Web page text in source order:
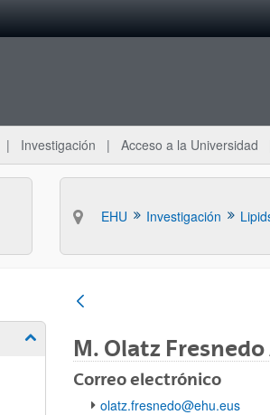
Investigación Acceso a la Universidad
EHU Investigación
Mostrar/ocultar subpáginas
M. Olatz
Correo electrónico
olatz.fresnedo@ehu.eus